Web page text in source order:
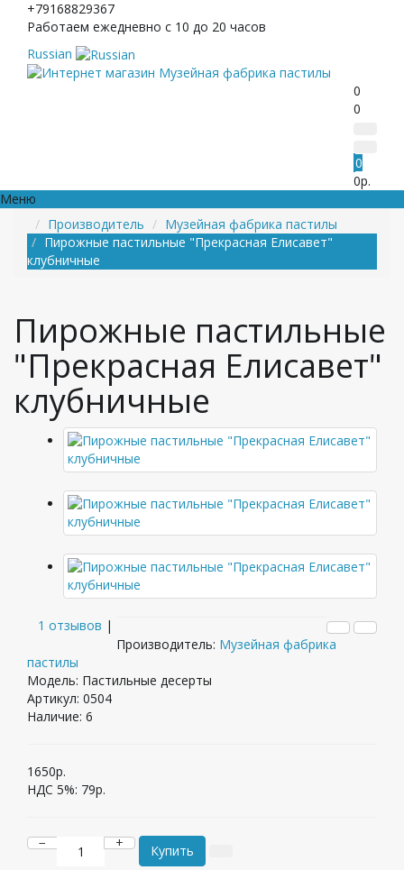
+79168829367
Работаем ежедневно с 10 до 20 часов
Russian
0
0
0
0р.
Меню
Производитель
Музейная фабрика пастилы
Пирожные пастильные "Прекрасная Елисавет"
клубничные
Пирожные пастильные
"Прекрасная Елисавет"
клубничные
1 отзывов |
Производитель: Музейная фабрика
пастилы
Модель: Пастильные десерты
Артикул: 0504
Наличие: 6
1650р.
НДС 5%: 79р.
− + Купить